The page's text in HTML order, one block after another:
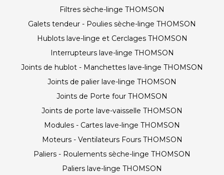
Filtres sèche-linge THOMSON
Galets tendeur - Poulies sèche-linge THOMSON
Hublots lave-linge et Cerclages THOMSON
Interrupteurs lave-linge THOMSON
Joints de hublot - Manchettes lave-linge THOMSON
Joints de palier lave-linge THOMSON
Joints de Porte four THOMSON
Joints de porte lave-vaisselle THOMSON
Modules - Cartes lave-linge THOMSON
Moteurs - Ventilateurs Fours THOMSON
Paliers - Roulements sèche-linge THOMSON
Paliers lave-linge THOMSON